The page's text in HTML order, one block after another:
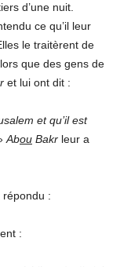
d’une nuit.
ce qu’il leur
le traitèrent de
que des gens de
et lui ont dit :
et qu’il est
Abou Bakr leur a
répondu :
: